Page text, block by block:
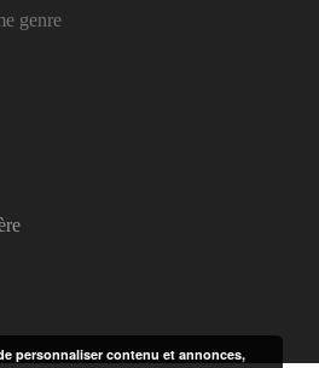
genre
personnaliser contenu et annonces,